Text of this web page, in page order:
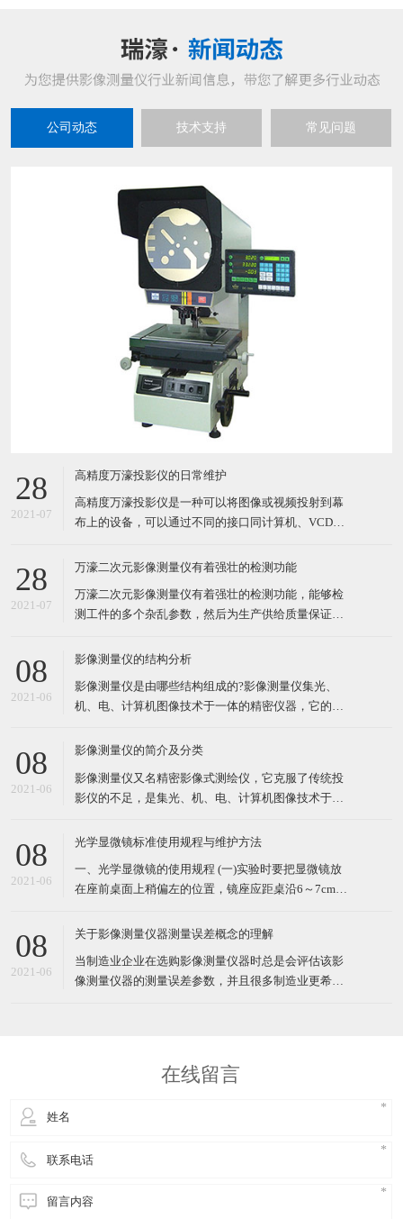
公司动态 技术支持 常见问题
28
2021-07
高精度万濠投影仪的日常维护
高精度万濠投影仪是一种可以将图像或视频投射到幕
布上的设备，可以通过不同的接口同计算机、VCD、
号。下面介绍高精度万濠投影仪的日常维护： 投影环
量，不仅与投影灯泡的亮度有关，而且与投影环境的
影响也关系较大
28
2021-07
万濠二次元影像测量仪有着强壮的检测功能
万濠二次元影像测量仪有着强壮的检测功能，能够检
测工件的多个杂乱参数，然后为生产供给质量保证。
元影像测量仪测量工件的高度，这需把握不同万濠二
濠二次元影像测量仪测量工件高度的时候，都需损坏
零件。下面给我们解说两
08
2021-06
影像测量仪的结构分析
影像测量仪是由哪些结构组成的?影像测量仪集光、
机、电、计算机图像技术于一体的精密仪器，它的机
源、电控系统和计算机等。 影像测量仪一般分为二维
二次元影像测量仪、2.5D影像测量仪、影像测绘仪、
类影像测
08
2021-06
影像测量仪的简介及分类
影像测量仪又名精密影像式测绘仪，它克服了传统投
影仪的不足，是集光、机、电、计算机图像技术于一
待测物体进行高倍率光学放大成像，经过CCD摄像系
各种复杂工件的轮廓和表面形状尺寸、角度及位置，
特别是精密零
08
2021-06
光学显微镜标准使用规程与维护方法
一、光学显微镜的使用规程 (一)实验时要把显微镜放
在座前桌面上稍偏左的位置，镜座应距桌沿6～7cm左
转动物镜转换器，使低倍镜头正对载物台上的通光
左眼注视目镜内，接
08
2021-06
关于影像测量仪器测量误差概念的理解
当制造业企业在选购影像测量仪器时总是会评估该影
像测量仪器的测量误差参数，并且很多制造业更希望
在线留言